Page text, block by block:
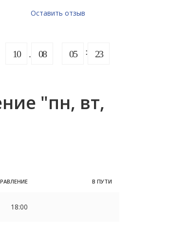
Оставить отзыв
10 08 05 23
"пн, вт,
В ПУТИ
18:00